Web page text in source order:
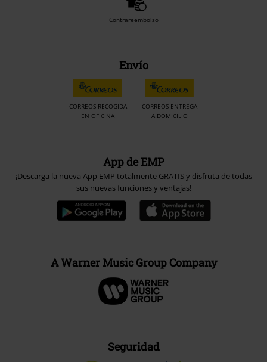
Contrareembolso
Envío
CORREOS RECOGIDA
EN OFICINA
CORREOS ENTREGA
A DOMICILIO
App de EMP
¡Descarga la nueva App EMP totalmente GRATIS y disfruta de todas
sus nuevas funciones y ventajas!
A Warner Music Group Company
Seguridad